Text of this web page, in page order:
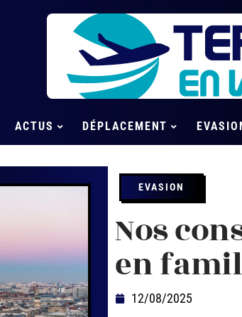
ACTUS DÉPLACEMENT
EVASION
Nos
en
12/08/2025